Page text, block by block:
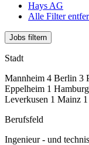
Hays AG
Alle Filter
Jobs filtern
Stadt
Mannheim 4 Berlin 3
Eppelheim 1 Hamburg
Leverkusen 1 Mainz 1
Berufsfeld
Ingenieur - und